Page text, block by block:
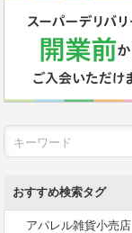
おすすめ検索タグ
アパレル雑貨小売店